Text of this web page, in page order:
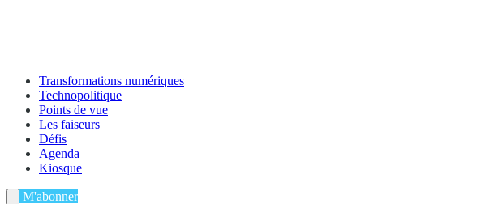
Transformations numériques
Technopolitique
Points de vue
Les faiseurs
Défis
Agenda
Kiosque
M'abonner